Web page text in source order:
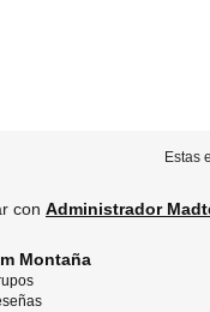
Estas
con Administrador
Montaña